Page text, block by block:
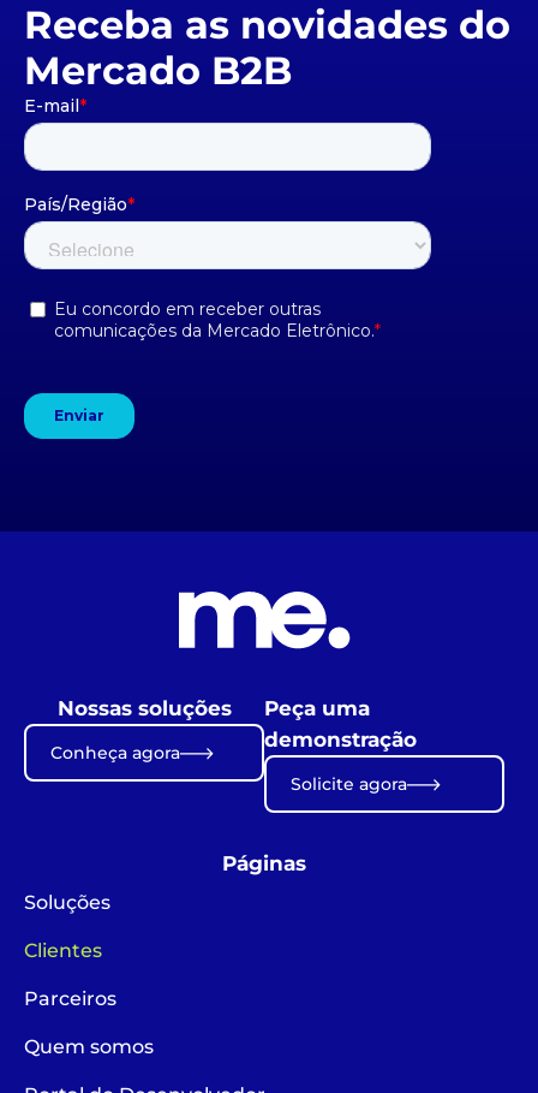
Receba as novidades do
Mercado B2B
Nossas soluções
Conheça agora
Peça uma
demonstração
Solicite agora
Páginas
Soluções
Clientes
Parceiros
Quem somos